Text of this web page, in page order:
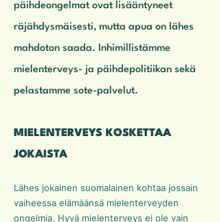
päihdeongelmat ovat lisääntyneet
räjähdysmäisesti, mutta apua on lähes
mahdoton saada. Inhimillistämme
mielenterveys- ja päihdepolitiikan sekä
pelastamme sote-palvelut.
MIELENTERVEYS KOSKETTAA
JOKAISTA
Lähes jokainen suomalainen kohtaa jossain
vaiheessa elämäänsä mielenterveyden
ongelmia. Hyvä mielenterveys ei ole vain